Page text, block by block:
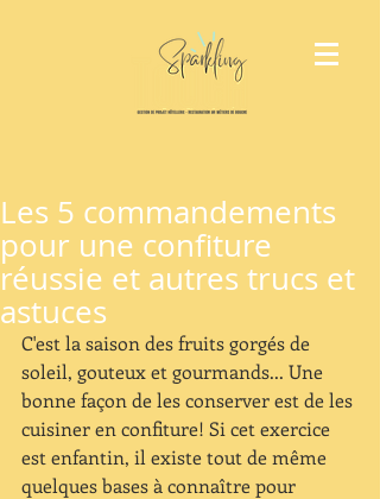
Les 5 commandements
pour une confiture
réussie et autres trucs et
astuces
C'est la saison des fruits gorgés de
soleil, gouteux et gourmands... Une
bonne façon de les conserver est de les
cuisiner en confiture! Si cet exercice
est enfantin, il existe tout de même
quelques bases à connaître pour